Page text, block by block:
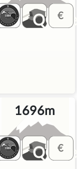
1696m